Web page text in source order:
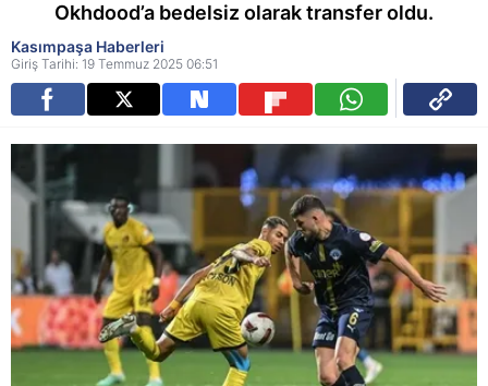
Okhdood’a bedelsiz olarak transfer oldu.
Kasımpaşa Haberleri
Giriş Tarihi: 19 Temmuz 2025 06:51